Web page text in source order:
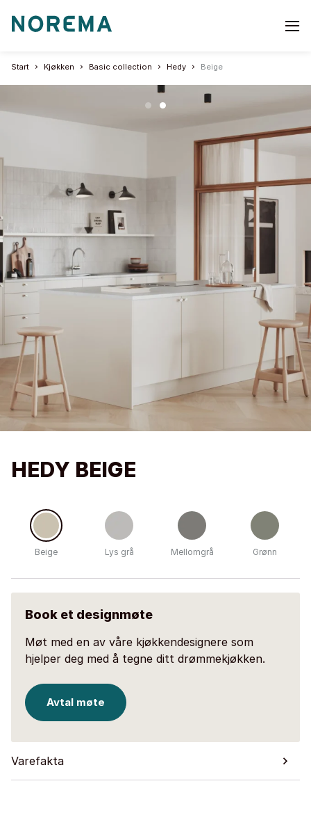
Go
page
Start Kjøkken Basic collection Hedy Beige
HEDY BEIGE
Beige Lys grå Mellomgrå Grønn
Book et designmøte
Møt med en av våre kjøkkendesignere som
hjelper deg med å tegne ditt drømmekjøkken.
Avtal møte
Varefakta